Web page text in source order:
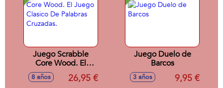
Juego Scrabble
Core Wood. El
Juego Clasico De
Palabras Cruzadas.
8 años 26,95 €
Juego Duelo de
Barcos
3 años 9,95 €